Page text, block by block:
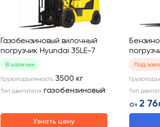
Газобензиновый вилочный
погрузчик Hyundai 35LE-7
В наличии
Грузоподъемность 3500 кг
Тип двигателя газобензиновый
Узнать цену
Под
Тип
От 2